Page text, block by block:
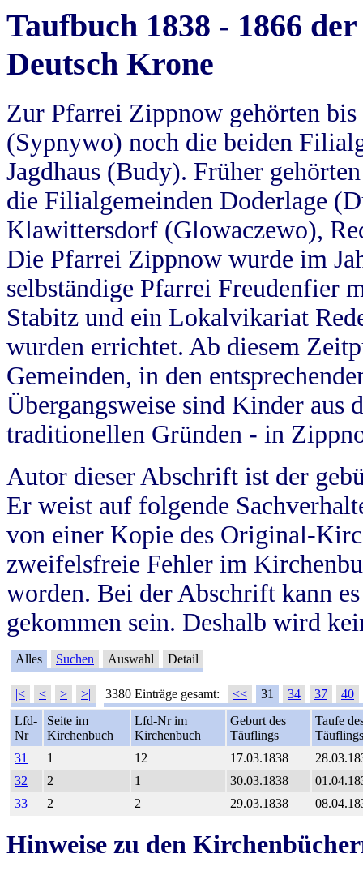
Taufbuch 1838 - 1866
Deutsch Krone
Zur Pfarrei Zippnow gehörten
(Sypnywo) noch die beiden
Jagdhaus (Budy). Früher
die Filialgemeinden Doderlage
Klawittersdorf (Glowaczewo),
Die Pfarrei Zippnow wurde im
selbständige Pfarrei Freudenfier
Stabitz und ein Lokalvikariat
wurden errichtet. Ab diesem
Gemeinden, in den
Übergangsweise sind Kinder aus
traditionellen Gründen - in
Autor dieser Abschrift ist der
Er weist auf folgende
von einer Kopie des Original-
zweifelsfreie Fehler im
worden. Bei der Abschrift kann
gekommen sein. Deshalb wird
Alles Suchen Auswahl Detail
|< < > >| 3380 Einträge gesamt: << 31 34 37
40
Lfd-
Nr
Seite im
Kirchenbuch
Lfd-Nr im
Kirchenbuch
Geburt des
Täuflings
Taufe
Täuflings
31
1 12 17.03.1838
32
2 1 30.03.1838
33
2 2 29.03.1838
Hinweise zu den